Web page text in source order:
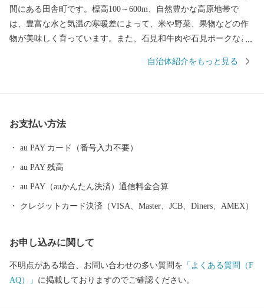
間にある田舎町です。標高100～600m、自然豊かな高原地帯で
は、豊富な水と気温の寒暖差によって、米や野菜、果物などの作
物が美味しく育っています。また、石見和牛肉や石見ポークなど
はこれまで、ここでしか味わえない食や体験を「A級グルメ」と称
が自ら成長しようとする「子育ち」をサポートする「日本一の子
育て村」を目指す取組を推進しています。
自治体紹介をもっと見る
お支払い方法
au PAY カード（番号入力不要）
au PAY 残高
au PAY（auかんたん決済）通信料金合算
クレジットカード決済（VISA、Master、JCB、Diners、AMEX）
お申し込みに関して
不明点がある場合、お問い合わせの多い質問を 「よくある質問（F
AQ）」 に掲載しておりますのでご確認ください。